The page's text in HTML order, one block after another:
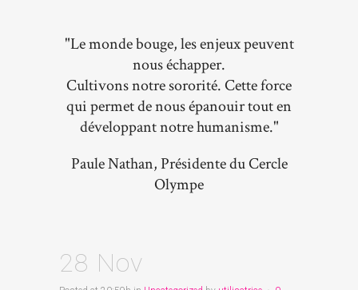
"Le monde bouge, les enjeux peuvent
nous échapper.
Cultivons notre sororité. Cette force
qui permet de nous épanouir tout en
développant notre humanisme."
Paule Nathan, Présidente du Cercle
Olympe
28 Nov